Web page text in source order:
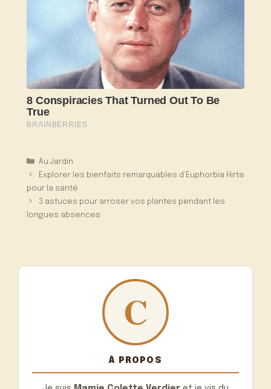
Catégories
Au Jardin
Explorer les bienfaits remarquables d’Euphorbia Hirta
pour la santé
3 astuces pour arroser vos plantes pendant les
longues absences
À PROPOS